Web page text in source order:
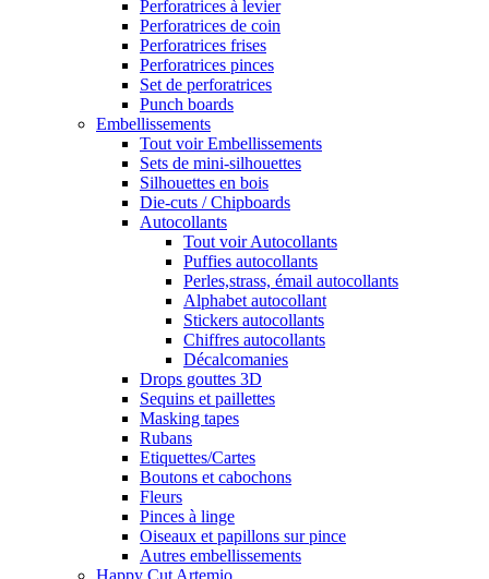
Perforatrices à levier
Perforatrices de coin
Perforatrices frises
Perforatrices pinces
Set de perforatrices
Punch boards
Embellissements
Tout voir Embellissements
Sets de mini-silhouettes
Silhouettes en bois
Die-cuts / Chipboards
Autocollants
Tout voir Autocollants
Puffies autocollants
Perles,strass, émail autocollants
Alphabet autocollant
Stickers autocollants
Chiffres autocollants
Décalcomanies
Drops gouttes 3D
Sequins et paillettes
Masking tapes
Rubans
Etiquettes/Cartes
Boutons et cabochons
Fleurs
Pinces à linge
Oiseaux et papillons sur pince
Autres embellissements
Happy Cut Artemio